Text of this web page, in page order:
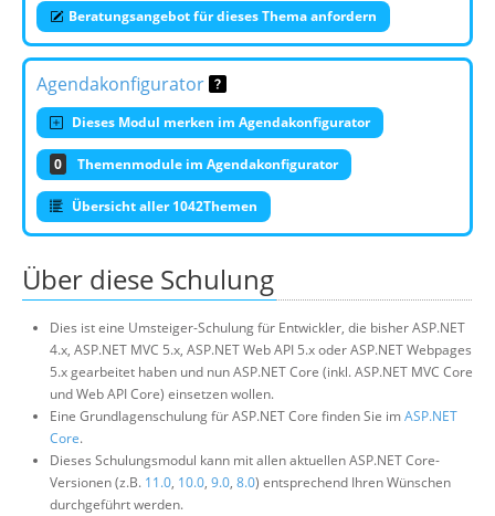
Beratungsangebot für dieses Thema anfordern
Agendakonfigurator
Dieses Modul merken im Agendakonfigurator
0 Themenmodule im Agendakonfigurator
Übersicht aller 1042Themen
Über diese Schulung
Dies ist eine Umsteiger-Schulung für Entwickler, die bisher ASP.NET
4.x, ASP.NET MVC 5.x, ASP.NET Web API 5.x oder ASP.NET Webpages
5.x gearbeitet haben und nun ASP.NET Core (inkl. ASP.NET MVC Core
und Web API Core) einsetzen wollen.
Eine Grundlagenschulung für ASP.NET Core finden Sie imASP.NET
Core.
Dieses Schulungsmodul kann mit allen aktuellen ASP.NET Core-
Versionen (z.B. 11.0, 10.0, 9.0, 8.0) entsprechend Ihren Wünschen
durchgeführt werden.